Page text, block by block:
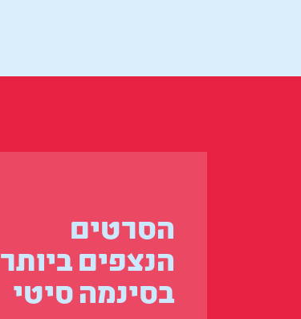
הסרטים
הנצפים ביותר
בסינמה סיטי